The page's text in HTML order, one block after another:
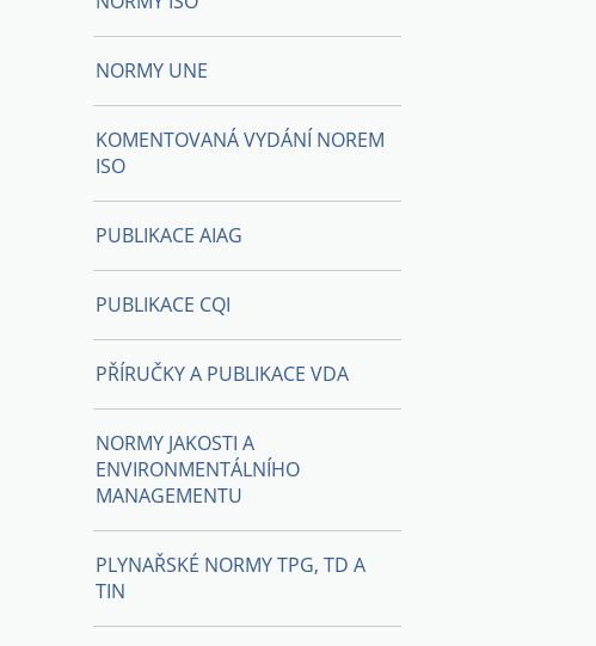
NORMY UNE
KOMENTOVANÁ VYDÁNÍ NOREM
ISO
PUBLIKACE AIAG
PUBLIKACE CQI
PŘÍRUČKY A PUBLIKACE VDA
NORMY JAKOSTI A
ENVIRONMENTÁLNÍHO
MANAGEMENTU
PLYNAŘSKÉ NORMY TPG, TD A
TIN